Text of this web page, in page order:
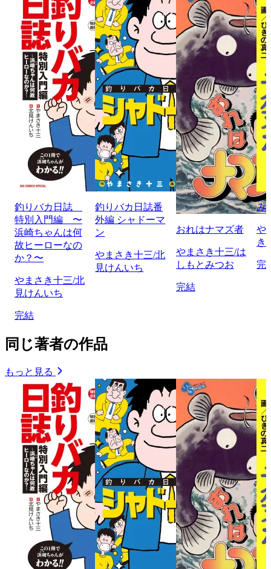
釣りバカ日誌
特別入門編 〜
浜崎ちゃんは何
故ヒーローなの
か？〜
やまさき十三/北
見けんいち
完結
釣りバカ日誌番
外編 シャドーマ
ン
やまさき十三/北
見けんいち
おれはナマズ者
やまさき十三/は
しもとみつお
完結
み
や
き
完
同じ著者の作品
もっと見る